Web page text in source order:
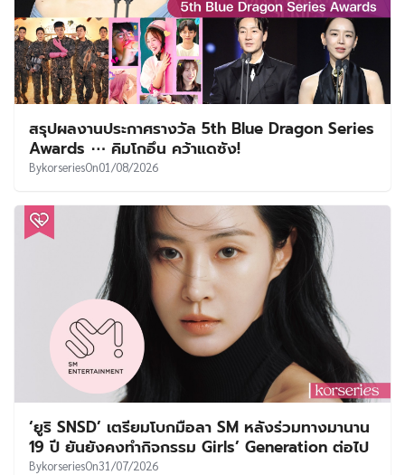
สรุปผลงานประกาศรางวัล 5th Blue Dragon Series
Awards ⋯ คิมโกอึน คว้าแดซัง!
BykorseriesOn01/08/2026
‘ยูริ SNSD’ เตรียมโบกมือลา SM หลังร่วมทางมานาน
19 ปี ยันยังคงทำกิจกรรม Girls’ Generation ต่อไป
BykorseriesOn31/07/2026